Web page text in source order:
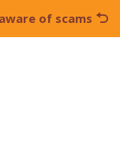
of scams